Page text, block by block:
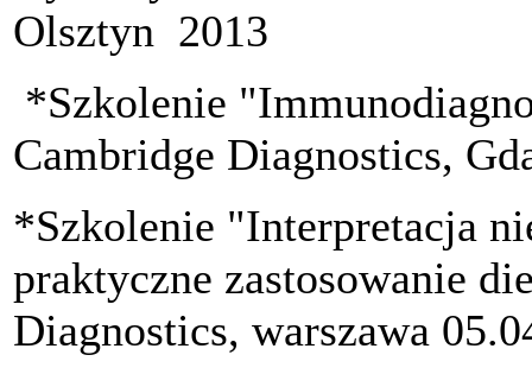
Olsztyn 2013
*Szkolenie
Cambridge Diagnostics,
*Szkolenie "Interpretacja
praktyczne zastosowanie
Diagnostics, warszawa